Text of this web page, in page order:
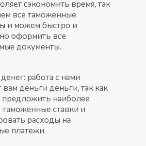
сэкономить время, так
все таможенные
и можем быстро и
оформить все
документы.
работа с нами
вам деньги деньги, так как
наиболее
ставки и
расходы на
платежи.